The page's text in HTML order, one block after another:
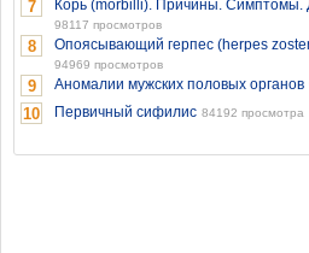
7 Корь (morbilli). Причины. Симптомы.
98117 просмотров
8 Опоясывающий герпес (herpes
94969 просмотров
9 Аномалии мужских половых органов
10 Первичный сифилис 84192 просмотра